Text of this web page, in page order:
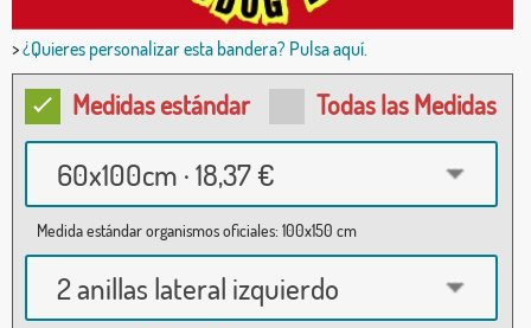
>¿Quieres personalizar esta bandera? Pulsa aquí.
Medidas estándar Todas las Medidas
60x100cm · 18,37 €
Medida estándar organismos oficiales: 100x150 cm
2 anillas lateral izquierdo